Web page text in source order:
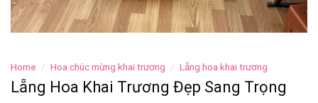
Home / Hoa chúc mừng khai trương / Lẵng hoa khai trương
Lẵng Hoa Khai Trương Đẹp Sang Trọng